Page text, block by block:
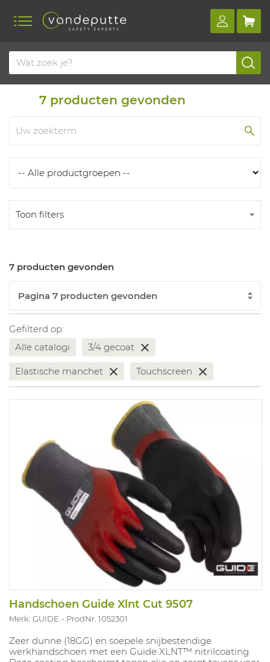
Home Producten
7 producten gevonden
Toon filters
7 producten gevonden
Gefilterd op:
Alle catalogi
3/4 gecoat
Elastische manchet Touchscreen
Handschoen Guide Xlnt Cut 9507
Merk: GUIDE ProdNr. 1052301
Zeer dunne (18GG) en soepele snijbestendige
werkhandschoen met een Guide XLNT™ nitrilcoating.